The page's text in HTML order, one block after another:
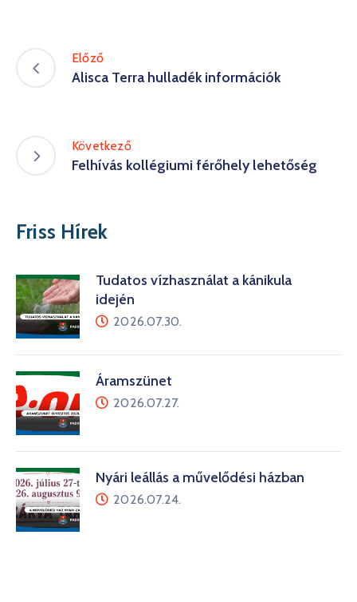
Előző
Alisca Terra hulladék információk
Következő
Felhívás kollégiumi férőhely lehetőség
Friss Hírek
Tudatos vízhasználat a kánikula
idején
2026.07.30.
Áramszünet
2026.07.27.
Nyári leállás a művelődési házban
2026.07.24.